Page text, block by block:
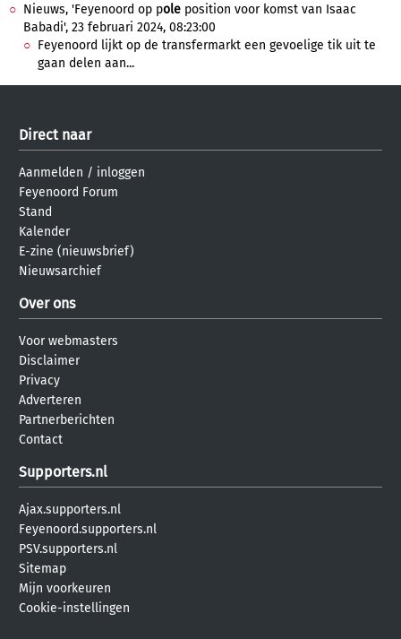
Nieuws, 'Feyenoord op pole position voor komst van Isaac
Babadi', 23 februari 2024, 08:23:00
Feyenoord lijkt op de transfermarkt een gevoelige tik uit te
gaan delen aan...
Direct naar
Aanmelden / inloggen
Feyenoord Forum
Stand
Kalender
E-zine (nieuwsbrief)
Nieuwsarchief
Over ons
Voor webmasters
Disclaimer
Privacy
Adverteren
Partnerberichten
Contact
Supporters.nl
Ajax.supporters.nl
Feyenoord.supporters.nl
PSV.supporters.nl
Sitemap
Mijn voorkeuren
Cookie-instellingen